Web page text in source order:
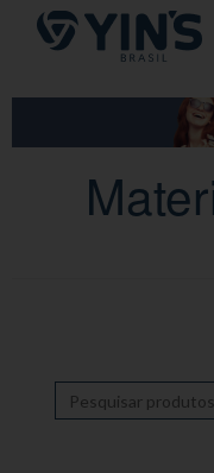
Pular
para
conteúdo